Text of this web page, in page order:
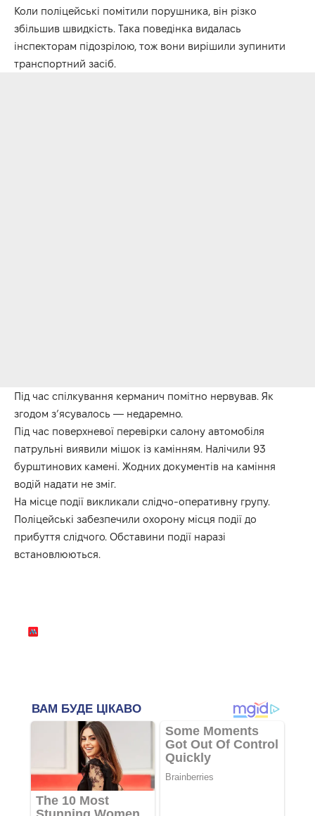
Коли поліцейські помітили порушника, він різко
збільшив швидкість. Така поведінка видалась
інспекторам підозрілою, тож вони вирішили зупинити
транспортний засіб.
Під час спілкування керманич помітно нервував. Як
згодом з’ясувалось — недаремно.
Під час поверхневої перевірки салону автомобіля
патрульні виявили мішок із камінням. Налічили 93
бурштинових камені. Жодних документів на каміння
водій надати не зміг.
На місце події викликали слідчо-оперативну групу.
Поліцейські забезпечили охорону місця події до
прибуття слідчого. Обставини події наразі
встановлюються.